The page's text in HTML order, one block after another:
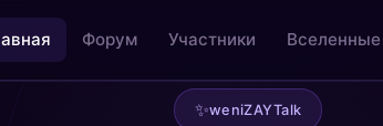
Форум Участники Вселенные
✨weniZAYTalk